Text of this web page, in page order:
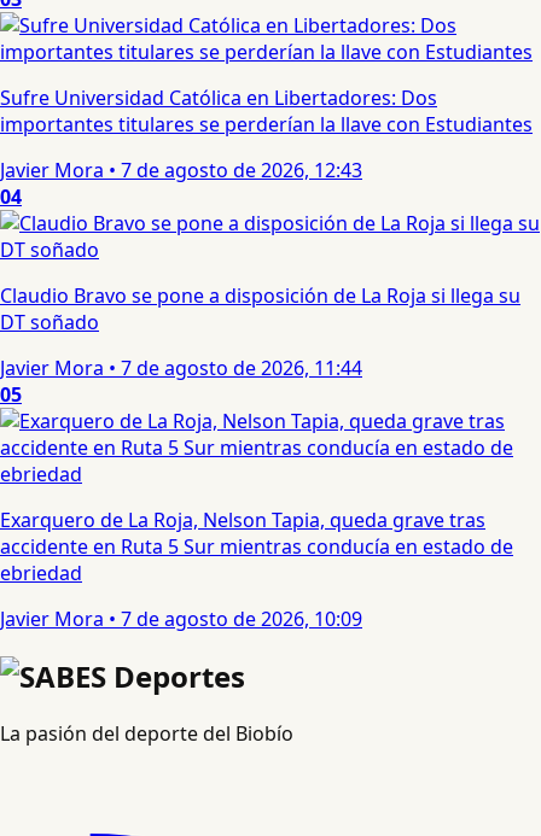
Sufre Universidad Católica en Libertadores: Dos
importantes titulares se perderían la llave con Estudiantes
Javier Mora • 7 de agosto de 2026, 12:43
04
Claudio Bravo se pone a disposición de La Roja si llega su
DT soñado
Javier Mora • 7 de agosto de 2026, 11:44
05
Exarquero de La Roja, Nelson Tapia, queda grave tras
accidente en Ruta 5 Sur mientras conducía en estado de
ebriedad
Javier Mora • 7 de agosto de 2026, 10:09
La pasión del deporte del Biobío